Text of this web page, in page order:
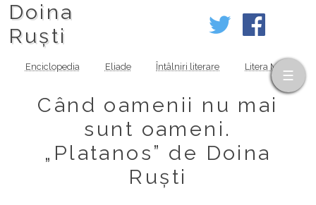
Doina
Ruști
Enciclopedia Eliade Întâlniri literare Litera MOV
Când oamenii nu mai
sunt oameni.
„Platanos” de Doina
Ruști